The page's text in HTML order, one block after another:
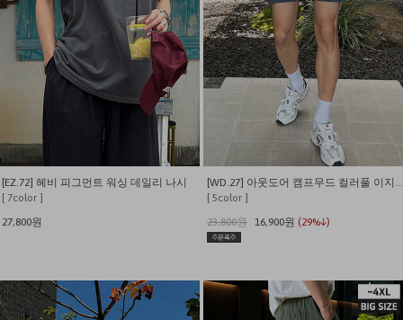
[EZ.72] 헤비 피그먼트 워싱 데일리 나시
[ 7color ]
27,800원
[ 5color ]
23,800원 16,900원 (29%↓)